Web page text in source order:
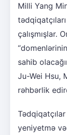
Milli Yang
çalışmışlar.
sahib
Ju-Wei Hsu,
rəhbərlik
yeniyetmə